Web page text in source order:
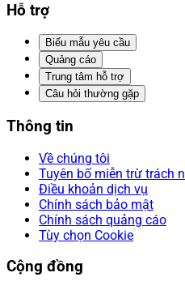
Hỗ trợ
Biểu mẫu yêu cầu
Quảng cáo
Trung tâm hỗ trợ
Câu hỏi thường gặp
Thông tin
Về chúng tôi
Tuyên bố miễn trừ trách
Điều khoản dịch vụ
Chính sách bảo mật
Chính sách quảng cáo
Tùy chọn Cookie
Cộng đồng